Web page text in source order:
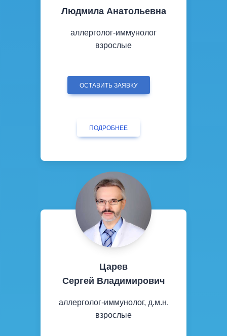
Людмила Анатольевна
аллерголог-иммунолог
взрослые
ОСТАВИТЬ ЗАЯВКУ
ПОДРОБНЕЕ
Царев
Сергей Владимирович
аллерголог-иммунолог, д.м.н.
взрослые